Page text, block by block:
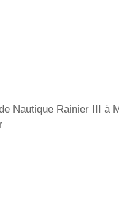
Nautique Rainier III à